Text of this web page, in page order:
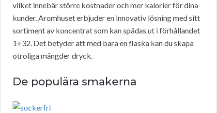
vilket innebär större kostnader och mer kalorier för dina
kunder. Aromhuset erbjuder en innovativ lösning med sitt
sortiment av koncentrat som kan spädas ut i förhållandet
1+32. Det betyder att med bara en flaska kan du skapa
otroliga mängder dryck.
De populära smakerna